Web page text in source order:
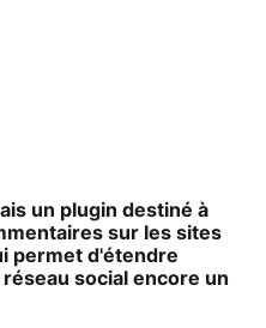
un plugin destiné à
sur les sites
permet d'étendre
social encore un